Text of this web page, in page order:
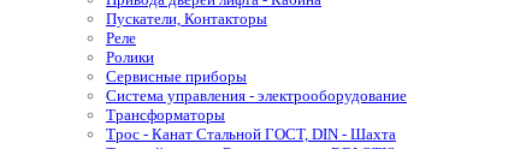
Пускатели, Контакторы
Реле
Ролики
Сервисные приборы
Система управления - электрооборудование
Трансформаторы
Трос - Канат Стальной ГОСТ, DIN - Шахта